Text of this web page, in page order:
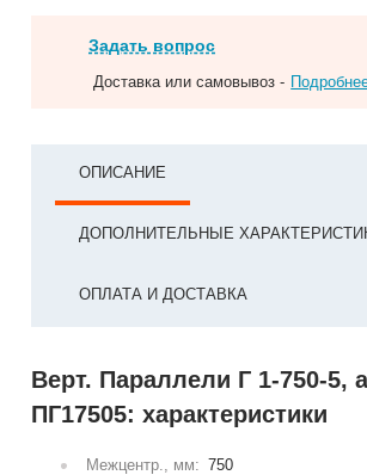
Задать вопрос
Доставка или самовывоз -
ОПИСАНИЕ
ДОПОЛНИТЕЛЬНЫЕ
ОПЛАТА И ДОСТАВКА
Верт. Параллели Г 1-750-5,
ПГ17505: характеристики
Межцентр., мм: 750